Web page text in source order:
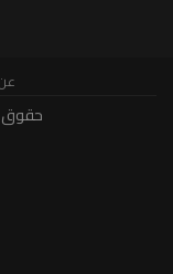
حقوق النشر محفوظة